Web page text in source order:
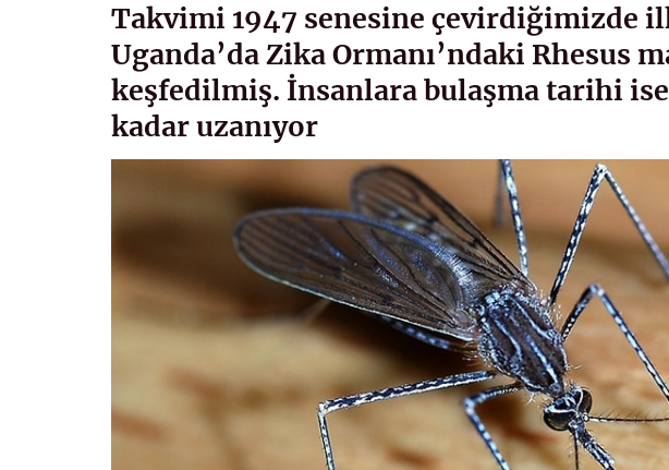
Takvimi 1947 senesine çevirdiğimizde
Uganda’da Zika Ormanı’ndaki Rhesus
keşfedilmiş. İnsanlara bulaşma tarihi ise
kadar uzanıyor